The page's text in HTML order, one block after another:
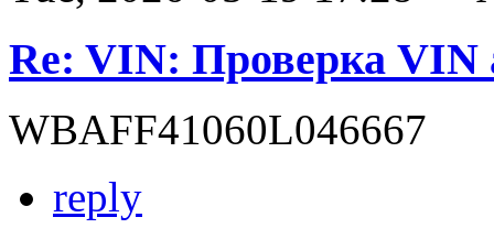
Re: VIN: Проверка VIN
WBAFF41060L046667
reply